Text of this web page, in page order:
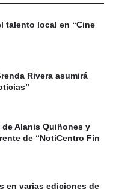
talento local en “Cine
Rivera asumirá
Alanis Quiñones y
de “NotiCentro Fin
en varias ediciones de